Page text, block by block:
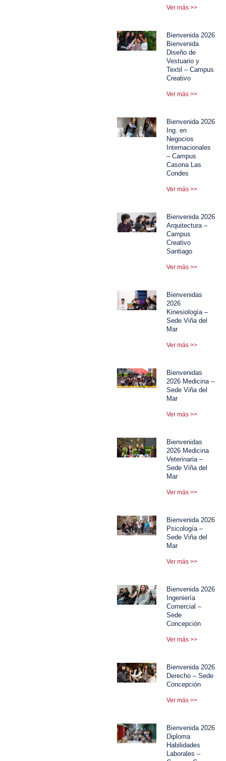
Ver más >>
Bienvenida 2026
Bienvenida
Diseño de
Vestuario y
Textil – Campus
Creativo
Ver más >>
Bienvenida 2026
Ing. en
Negocios
Internacionales
– Campus
Casona Las
Condes
Ver más >>
Bienvenida 2026
Arquitectura –
Campus
Creativo
Santiago
Ver más >>
Bienvenidas
2026
Kinesiología –
Sede Viña del
Mar
Ver más >>
Bienvenidas
2026 Medicina –
Sede Viña del
Mar
Ver más >>
Bienvenidas
2026 Medicina
Veterinaria –
Sede Viña del
Mar
Ver más >>
Bienvenida 2026
Psicología –
Sede Viña del
Mar
Ver más >>
Bienvenida 2026
Ingeniería
Comercial –
Sede
Concepción
Ver más >>
Bienvenida 2026
Derecho – Sede
Concepción
Ver más >>
Bienvenida 2026
Diploma
Habilidades
Laborales –